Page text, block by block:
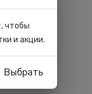
чтобы
и акции.
Выбрать